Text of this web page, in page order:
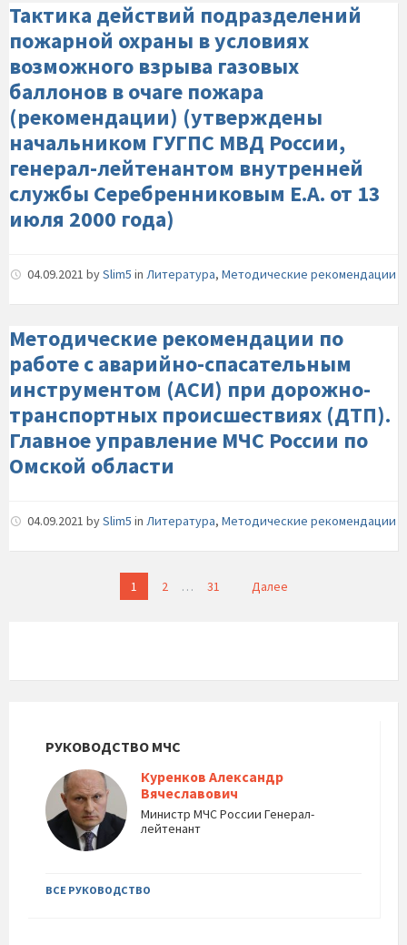
Тактика действий подразделений
пожарной охраны в условиях
возможного взрыва газовых
баллонов в очаге пожара
(рекомендации) (утверждены
начальником ГУГПС МВД России,
генерал-лейтенантом внутренней
службы Серебренниковым Е.А. от 13
июля 2000 года)
04.09.2021 bySlim5 in Литература, Методические рекомендации
Методические рекомендации по
работе с аварийно-спасательным
инструментом (АСИ) при дорожно-
транспортных происшествиях (ДТП).
Главное управление МЧС России по
Омской области
04.09.2021 bySlim5 in Литература, Методические рекомендации
1 2 … 31 Далее
РУКОВОДСТВО МЧС
Куренков Александр
Вячеславович
Министр МЧС России Генерал-
лейтенант
ВСЕ РУКОВОДСТВО